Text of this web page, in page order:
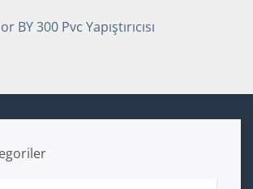
BY 300 Pvc Yapıştırıcısı